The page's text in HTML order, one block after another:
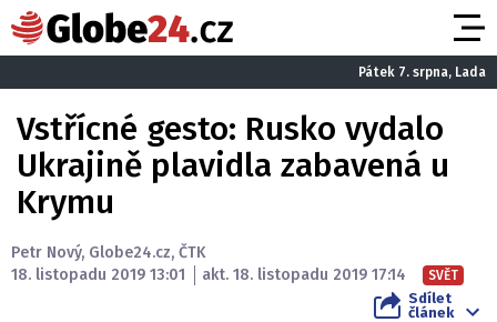
Pátek 7. srpna, Lada
Vstřícné gesto: Rusko vydalo
Ukrajině plavidla zabavená u
Krymu
Petr Nový, Globe24.cz, ČTK
18. listopadu 2019 13:01
akt. 18. listopadu 2019 17:14 SVĚT
Sdílet
článek